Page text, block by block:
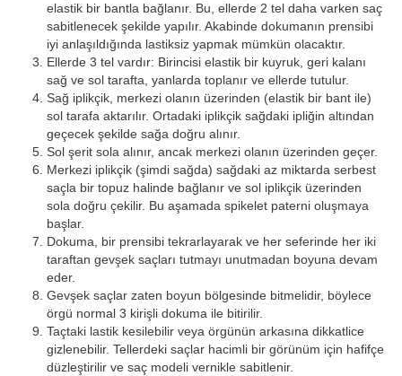
elastik bir bantla bağlanır. Bu, ellerde 2 tel daha varken saç
sabitlenecek şekilde yapılır. Akabinde dokumanın prensibi
iyi anlaşıldığında lastiksiz yapmak mümkün olacaktır.
Ellerde 3 tel vardır: Birincisi elastik bir kuyruk, geri kalanı
sağ ve sol tarafta, yanlarda toplanır ve ellerde tutulur.
Sağ iplikçik, merkezi olanın üzerinden (elastik bir bant ile)
sol tarafa aktarılır. Ortadaki iplikçik sağdaki ipliğin altından
geçecek şekilde sağa doğru alınır.
Sol şerit sola alınır, ancak merkezi olanın üzerinden geçer.
Merkezi iplikçik (şimdi sağda) sağdaki az miktarda serbest
saçla bir topuz halinde bağlanır ve sol iplikçik üzerinden
sola doğru çekilir. Bu aşamada spikelet paterni oluşmaya
başlar.
Dokuma, bir prensibi tekrarlayarak ve her seferinde her iki
taraftan gevşek saçları tutmayı unutmadan boyuna devam
eder.
Gevşek saçlar zaten boyun bölgesinde bitmelidir, böylece
örgü normal 3 kirişli dokuma ile bitirilir.
Taçtaki lastik kesilebilir veya örgünün arkasına dikkatlice
gizlenebilir. Tellerdeki saçlar hacimli bir görünüm için hafifçe
düzleştirilir ve saç modeli vernikle sabitlenir.